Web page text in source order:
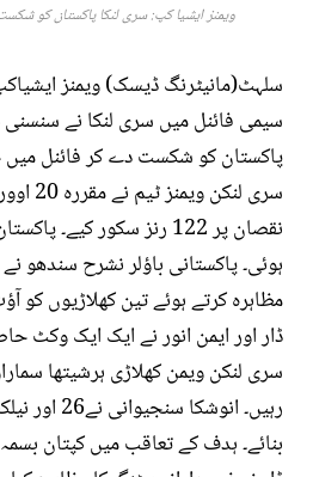
ویمنز ایشیا کپ: سری لنکا پاکستان کو
سیمی فائنل میں سری لنکا نے سنسنی
پاکستان کو شکست دے کر فائنل میں
نقصان پر 122 رنز سکور
ہوئی۔ پاکستانی باؤلر نشرح سندھو
مظاہرہ کرتے ہوئے تین کھلاڑیوں کو
ڈار اور ایمن انور نے ایک ایک وکٹ
بنائے۔ ہدف کے تعاقب میں کپتان